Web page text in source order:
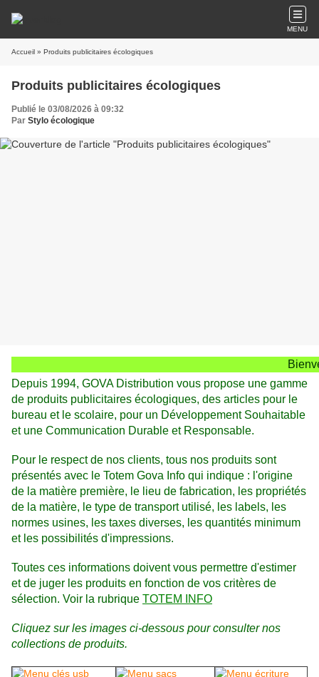
MENU
Accueil » Produits publicitaires écologiques
Produits publicitaires écologiques
Publié le 03/08/2026 à 09:32
Par Stylo écologique
Depuis 1994, GOVA Distribution vous propose une gamme
de produits publicitaires écologiques, des articles pour le
bureau et le scolaire, pour un Développement Souhaitable
et une Communication Durable et Responsable.
Pour le respect de nos clients, tous nos produits sont
présentés avec le Totem Gova Info qui indique : l'origine
de la matière première, le lieu de fabrication, les propriétés
de la matière, le type de transport utilisé, les labels, les
normes usines, les taxes diverses, les quantités minimum
et les possibilités d'impressions.
Toutes ces informations doivent vous permettre d'estimer
et de juger les produits en fonction de vos critères de
sélection. Voir la rubrique TOTEM INFO
Cliquez sur les images ci-dessous pour consulter nos
collections de produits.